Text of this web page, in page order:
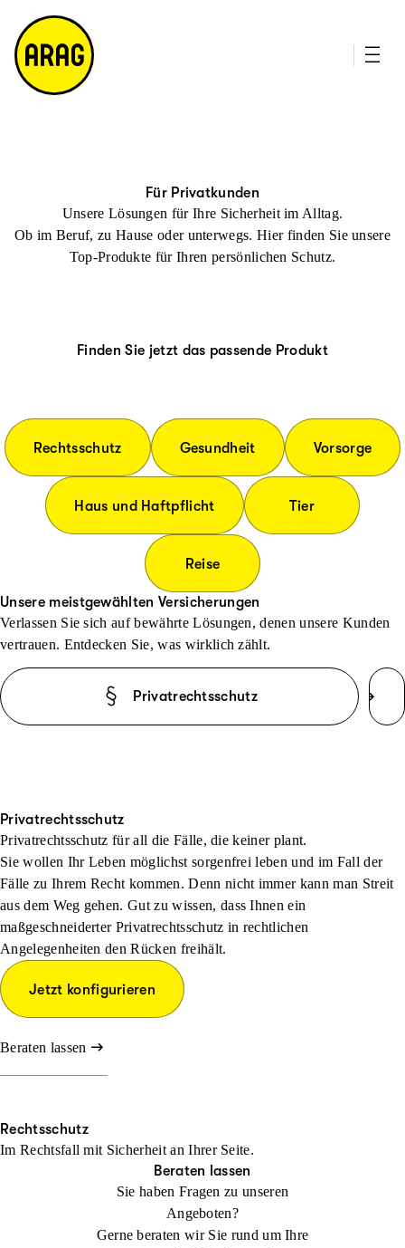
m
a
p
Für Privatkunden
Unsere Lösungen für Ihre Sicherheit im Alltag.
Ob im Beruf, zu Hause oder unterwegs. Hier finden Sie unsere
Top-Produkte für Ihren persönlichen Schutz.
Finden Sie jetzt das passende Produkt
Rechtsschutz Gesundheit Vorsorge
Haus und Haftpflicht Tier
Reise
Unsere meistgewählten Versicherungen
Verlassen Sie sich auf bewährte Lösungen, denen unsere Kunden
vertrauen. Entdecken Sie, was wirklich zählt.
Privatrechtsschutz
Privatrechtsschutz
Privatrechtsschutz für all die Fälle, die keiner plant.
Sie wollen Ihr Leben möglichst sorgenfrei leben und im Fall der
Fälle zu Ihrem Recht kommen. Denn nicht immer kann man Streit
aus dem Weg gehen. Gut zu wissen, dass Ihnen ein
maßgeschneiderter Privatrechtsschutz in rechtlichen
Angelegenheiten den Rücken freihält.
Jetzt konfigurieren
Beraten lassen
Rechtsschutz
Im Rechtsfall mit Sicher­heit an Ihrer Seite.
Beraten lassen
Sie haben Fragen zu unseren
Angeboten?
Gerne beraten wir Sie rund um Ihre